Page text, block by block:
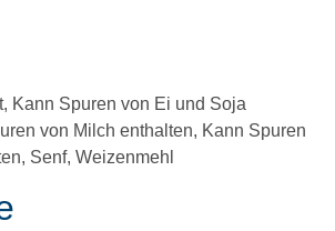
Kann Spuren von Ei und Soja
von Milch enthalten, Kann Spuren
Senf, Weizenmehl